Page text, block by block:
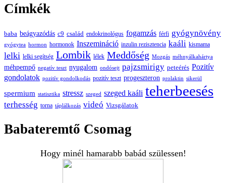
Címkék
baba beágyazódás c9 család endokrinológus fogamzás férfi gyógynövény
gyógytea hormon hormonok Inszemináció inzulin rezisztencia kaáli kismama
lelki lelki segítség Lombik lélek Meddőség Mozgás méhnyálkahártya
méhpempő negatív teszt nyugalom ondósejt pajzsmirigy peteérés Pozitív
gondolatok pozitív gondolkodás pozitív teszt progeszteron prolaktin sikerül
spermium statisztika stressz szeged szeged kaáli teherbeesés
terhesség torna táplálkozás videó Vizsgálatok
Babateremtő Csomag
Hogy minél hamarabb babád szülessen!